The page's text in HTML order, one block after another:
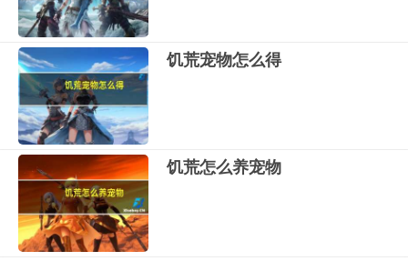
饥荒宠物怎么得
饥荒怎么养宠物